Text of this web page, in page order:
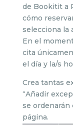
de Bookitit a
cómo
selecciona la
En el
cita
el día y la/s
Crea tantas
“Añadir
se ordenarán
página.